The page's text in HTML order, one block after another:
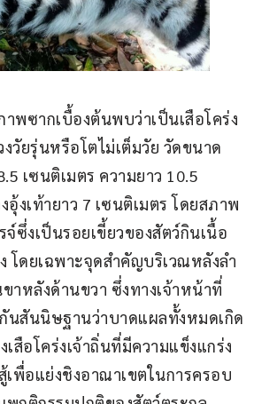
พซากเบื้องต้นพบว่าเป็นเสือโคร่ง
วัยรุ่นหรือโตไม่เต็มวัย วัดขนาด
เซนติเมตร ความยาว 10.5
อุ้งเท้ายาว 7 เซนติเมตร โดยสภาพ
ซึ่งเป็นรอยเขี้ยวของสัตว์กินเนื้อ
ดยเฉพาะจุดสำคัญบริเวณหลังลำ
าหลังด้านขวา ซึ่งทางเจ้าหน้าที่
นสันนิษฐานว่าบาดแผลทั้งหมดเกิด
เสือโคร่งเจ้าถิ่นที่มีความแข็งแกร่ง
เพื่อแย่งชิงอาณาเขตในการครอบ